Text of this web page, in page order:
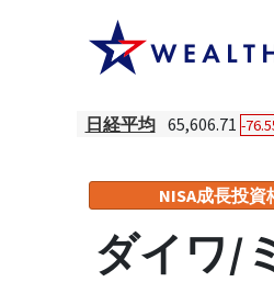
日経平均 65,606.71 -
NISA成長投資
ダイワ/